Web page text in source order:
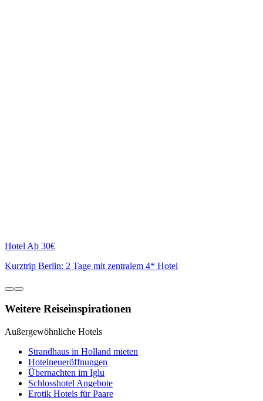
Hotel Ab 30€
Kurztrip Berlin: 2 Tage mit zentralem 4* Hotel
Weitere Reiseinspirationen
Außergewöhnliche Hotels
Strandhaus in Holland mieten
Hotelneueröffnungen
Übernachten im Iglu
Schlosshotel Angebote
Erotik Hotels für Paare